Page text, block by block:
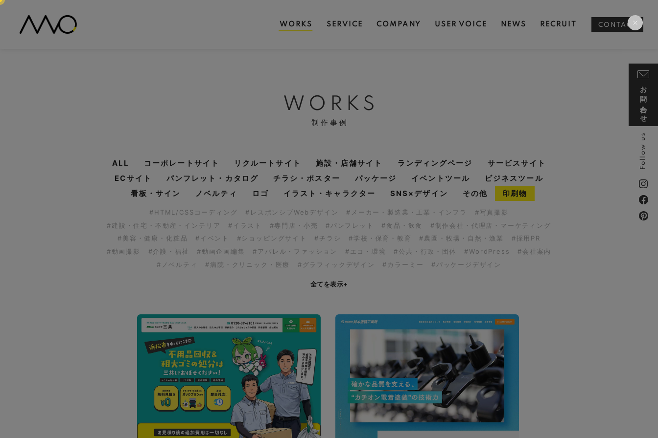
WORKS SERVICE COMPANY USER VOICE NEWS RECRUIT CONTACT
WORKS
制作事例
ALL コーポレートサイト リクルートサイト 施設・店舗サイト ランディングページ
サービスサイト
ECサイト
パンフレット・カタログ チラシ・ポスター パッケージ イベントツール
ビジネスツール
看板・サイン
ノベルティ ロゴ イラスト・キャラクター SNS×デザイン その他 印刷物
#HTML/CSSコーディング #レスポンシブWebデザイン #メーカー・製造業・工業・インフラ
#写真撮影
#建設・住宅・不動産・インテリア
#イラスト #専門店・小売 #パンフレット #食品・飲食
#制作会社・代理店・マーケティング
#美容・健康・化粧品
#イベント #ショッピングサイト #チラシ #学校・保育・教育 #農園・牧場・自然・漁業
#採用PR
#動画撮影
#介護・福祉 #動画企画編集 #アパレル・ファッション #エコ・環境 #公共・行政・団体 #WordPress
#会社案内
#ノベルティ
#病院・クリニック・医療 #グラフィックデザイン #カラーミー #パッケージデザイン
全てを表示+
お問い合わせ
Follow us